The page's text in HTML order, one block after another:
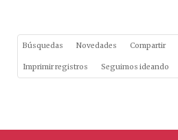
Búsquedas Novedades Compartir
Imprimir registros Seguimos ideando